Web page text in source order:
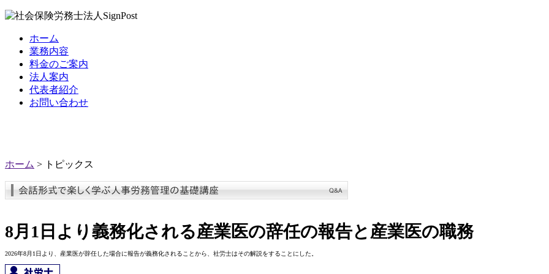
ホーム
業務内容
料金のご案内
法人案内
代表者紹介
お問い合わせ
ホーム > トピックス
8月1日より義務化される産業医の辞任の報告と産業医の職務
2026年8月1日より、産業医が辞任した場合に報告が義務化されることから、社労士はその解説をすることにした。